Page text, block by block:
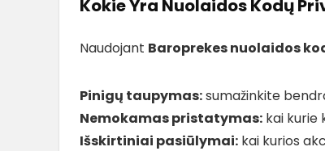
Kokie Yra Nuolaidos Kodų
Naudojant Baroprekes nuolaidos
Pinigų taupymas:sumažinkite
Nemokamas pristatymas: kai kurie
Išskirtiniai pasiūlymai: kai kurios